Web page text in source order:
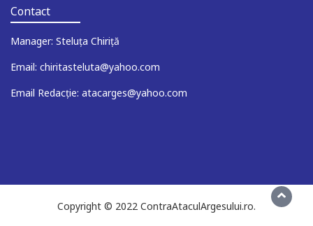
Contact
Manager: Steluța Chiriță
Email: chiritasteluta@yahoo.com
Email Redacție: atacarges@yahoo.com
Copyright © 2022 ContraAtaculArgesului.ro.